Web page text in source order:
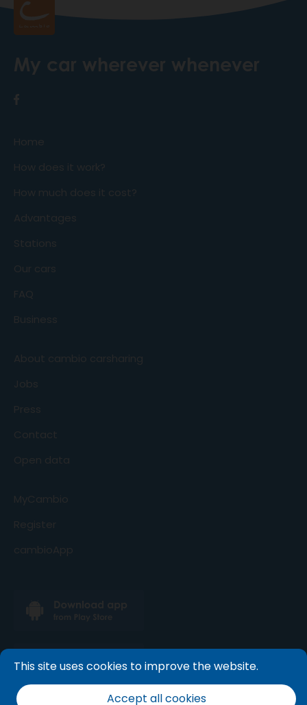
My car wherever whenever
Home
How does it work?
How much does it cost?
Advantages
Stations
Our cars
FAQ
Business
About cambio carsharing
Jobs
Press
Contact
Open data
MyCambio
Register
cambioApp
This site uses cookies to improve the website.
Accept all cookies